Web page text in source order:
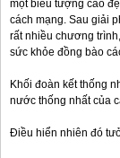
một biểu tượng cao
cách mạng. Sau giải
rất nhiều chương
sức khỏe đồng bào
Khối đoàn kết thống
nước thống nhất của
Điều hiển nhiên đó